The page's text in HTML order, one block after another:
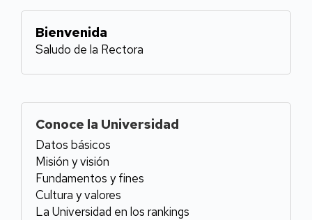
Institución
Bienvenida
Saludo de la Rectora
Conoce la Universidad
Datos básicos
Misión y visión
Fundamentos y fines
Cultura y valores
La Universidad en los rankings